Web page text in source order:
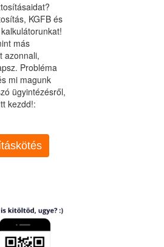
KGFB és
más
azonnali,
Probléma
mi magunk
ügyintézésről,
kezdd!: